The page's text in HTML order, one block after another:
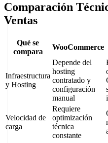
Comparación
Ventas
Qué se
compara
WooCommerce
Infraestructura
y Hosting
Depende del
hosting
contratado y
configuración
manual
Velocidad de
carga
Requiere
optimización
técnica
constante